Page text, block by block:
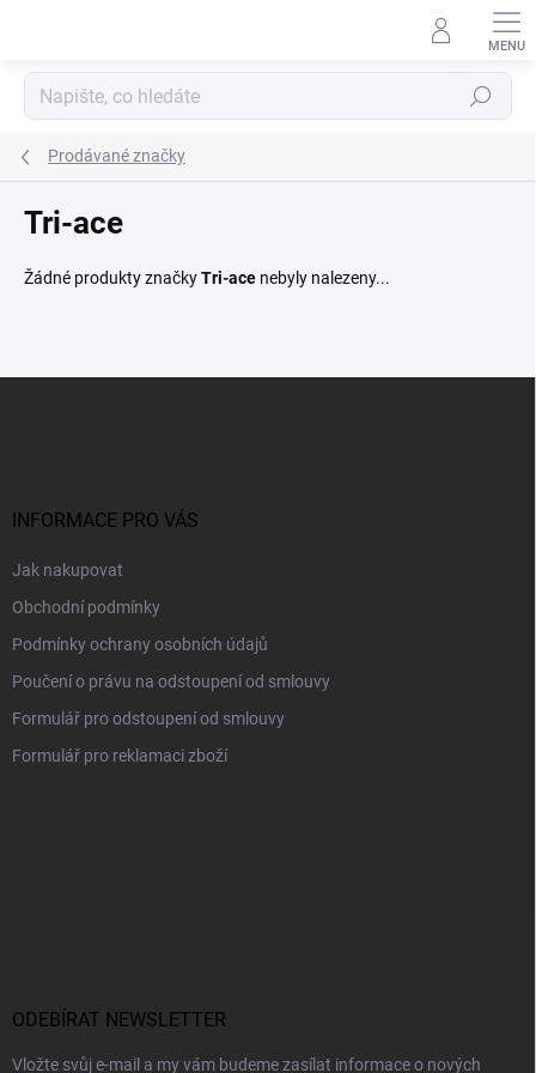
Hledat
Prodávané značky
Tri-ace
Žádné produkty značkyTri-ace nebyly nalezeny...
INFORMACE PRO VÁS
Jak nakupovat
Obchodní podmínky
Podmínky ochrany osobních údajů
Poučení o právu na odstoupení od smlouvy
Formulář pro odstoupení od smlouvy
Formulář pro reklamaci zboží
ODEBÍRAT NEWSLETTER
Vložte svůj e-mail a my vám budeme zasílat informace o nových